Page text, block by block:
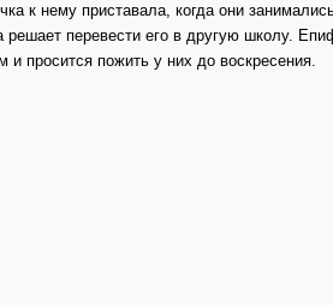
к нему приставала, когда они
решает перевести его в другую школу.
и просится пожить у них до воскресения.